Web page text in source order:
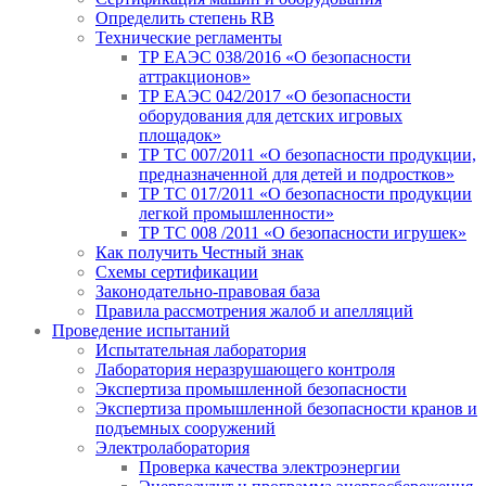
Определить степень RB
Технические регламенты
ТР ЕАЭС 038/2016 «О безопасности
аттракционов»
ТР ЕАЭС 042/2017 «О безопасности
оборудования для детских игровых
площадок»
ТР ТС 007/2011 «О безопасности продукции,
предназначенной для детей и подростков»
ТР ТС 017/2011 «О безопасности продукции
легкой промышленности»
ТР ТС 008 /2011 «О безопасности игрушек»
Как получить Честный знак
Схемы сертификации
Законодательно-правовая база
Правила рассмотрения жалоб и апелляций
Проведение испытаний
Испытательная лаборатория
Лаборатория неразрушающего контроля
Экспертиза промышленной безопасности
Экспертиза промышленной безопасности кранов и
подъемных сооружений
Электролаборатория
Проверка качества электроэнергии